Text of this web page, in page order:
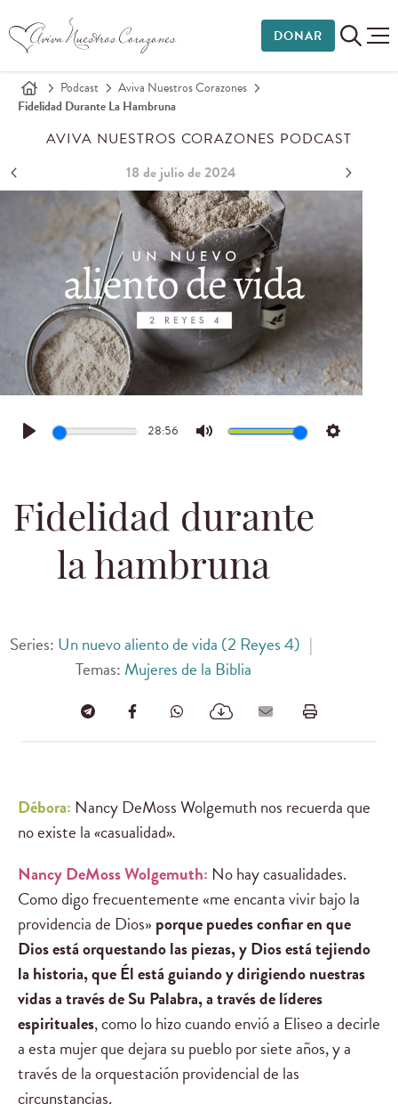
DONAR
Podcast
Aviva Nuestros Corazones
Fidelidad Durante La Hambruna
AVIVA NUESTROS CORAZONES PODCAST
18 de julio de 2024
Play
28:56
Mute Settings
Fidelidad durante
la hambruna
Series: Un nuevo aliento de vida (2 Reyes 4) |
Temas: Mujeres de la Biblia
Débora: Nancy DeMoss Wolgemuth nos recuerda que
no existe la«casualidad».
Nancy DeMoss Wolgemuth: No hay casualidades.
Como digo frecuentemente «me encanta vivir bajo la
providencia de Dios» porque puedes confiar en que
Dios está orquestando las piezas, y Dios está tejiendo
la historia, que Él está guiando y dirigiendo nuestras
vidas a través de Su Palabra, a través de líderes
espirituales, como lo hizo cuando envió a Eliseo a decirle
a esta mujer que dejara su pueblo por siete años, y a
través de la orquestación providencial de las
circunstancias.